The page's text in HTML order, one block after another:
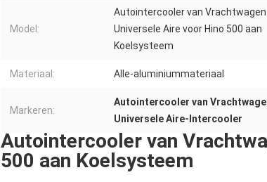
Model:
Autointercooler van Vrachtwagen
Universele Aire voor Hino 500 aan
Koelsysteem
Materiaal: Alle-aluminiummateriaal
Markeren:
Autointercooler van
Universele Aire-Intercooler
Autointercooler van
500 aan Koelsysteem